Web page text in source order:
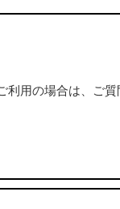
利用の場合は、ご